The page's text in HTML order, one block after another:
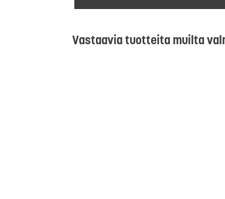
Vastaavia tuotteita muilta